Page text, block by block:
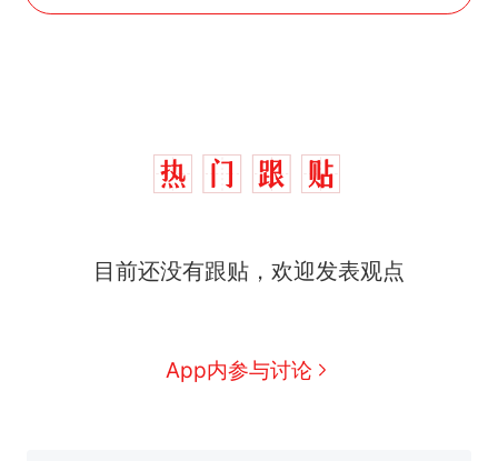
目前还没有跟贴，欢迎发表观点
App内参与讨论
人生
新 制裁瓜子饺子，美国怕什
号，仅凭视频评出？中国烹饪